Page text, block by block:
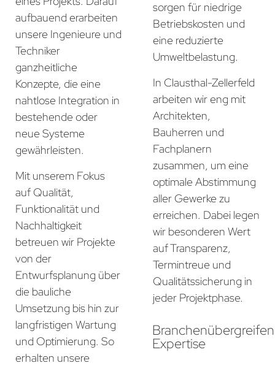
aufbauend erarbeiten
unsere Ingenieure und
Techniker
ganzheitliche
Konzepte, die eine
nahtlose Integration in
bestehende oder
neue Systeme
gewährleisten.
Mit unserem Fokus
auf Qualität,
Funktionalität und
Nachhaltigkeit
betreuen wir Projekte
von der
Entwurfsplanung über
die bauliche
Umsetzung bis hin zur
langfristigen Wartung
und Optimierung. So
erhalten unsere
sorgen für niedrige
Betriebskosten und
eine reduzierte
Umweltbelastung.
In Clausthal-Zellerfeld
arbeiten wir eng mit
Architekten,
Bauherren und
Fachplanern
zusammen, um eine
optimale Abstimmung
aller Gewerke zu
erreichen. Dabei legen
wir besonderen Wert
auf Transparenz,
Termintreue und
Qualitätssicherung in
jeder Projektphase.
Expertise